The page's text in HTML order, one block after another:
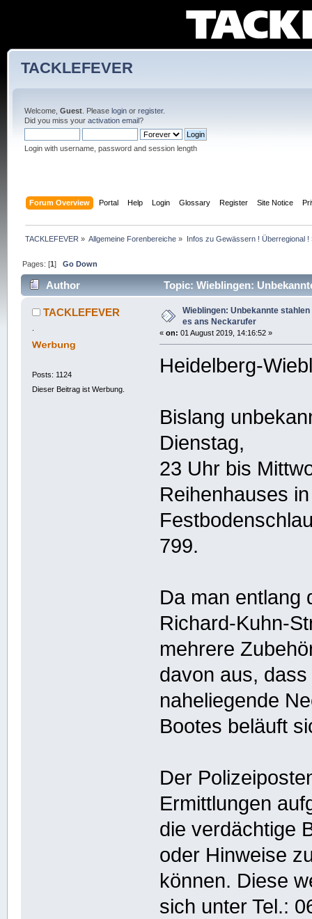
TACKLEFEVER
Welcome, Guest. Please loginor register.
Did you miss your activation email?
Login with username, password and session length
Forum Overview Portal Help Login Glossary Register Site Notice
TACKLEFEVER » Allgemeine Forenbereiche » Infos zu Gewässern ! Überregional !
Pages: [1]Go Down
Author
Topic: Wieblingen:
times)TACKLEFEVER
Posts: 1124
Dieser Beitrag ist Werbung.
Wieblingen: Unbekannte
es ans Neckarufer
«on: 01 August 2019, 14:16:52 »
Heidelberg-
Bislang
Dienstag,
23 Uhr bis
Reihenhauses
799.
Da man entlang
Richard-Kuhn-
mehrere
davon aus,
naheliegende
Bootes beläuft
Der
Ermittlungen
die verdächtige
oder Hinweise
können. Diese
sich unter Tel.: